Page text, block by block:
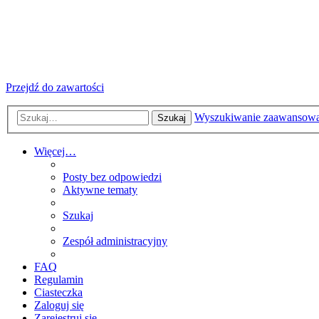
Przejdź do zawartości
Szukaj Wyszukiwanie
Więcej…
Posty bez odpowiedzi
Aktywne tematy
Szukaj
Zespół administracyjny
FAQ
Regulamin
Ciasteczka
Zaloguj się